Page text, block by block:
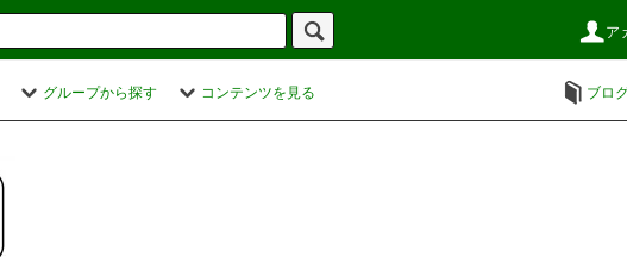
ア
グループから探す コンテンツを見る ブロ